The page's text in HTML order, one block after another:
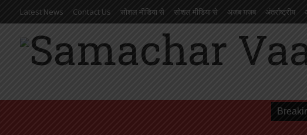
Latest News Contact Us सोशल मीडिया से सोशल मीडिया से अज़ब ग़ज़ब अंतर्राष्ट्रीय
आंध्रप्रदेश उत्तराखण्ड गुजरात
मणिपुर मध्य प्रदेश मिज़ोरम मेघालय राजस्थान लक्षदीप राष्ट्रीय लाइफस्टाइल